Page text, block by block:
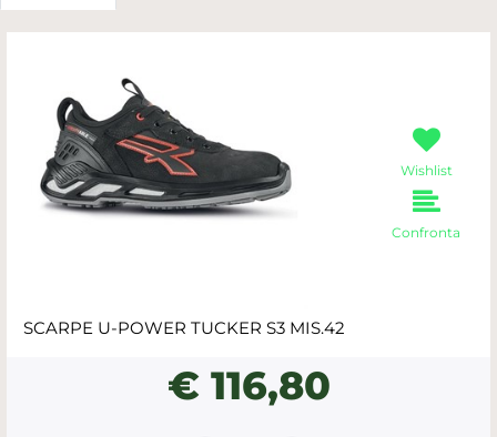
Wishlist
Confronta
SCARPE U-POWER TUCKER S3 MIS.42
€ 116,80